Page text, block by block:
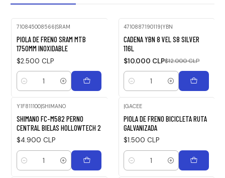
710845008566|SRAM
PIOLA DE FRENO SRAM MTB
1750MM INOXIDABLE
$2.500 CLP
Cantidad
-17%
OFF
4710887190119|YBN
CADENA YBN 8 VEL S8 SILVER
116L
$10.000 CLP$12.000 CLP
Cantidad
Y1F811100|SHIMANO
SHIMANO FC-M582 PERNO
CENTRAL BIELAS HOLLOWTECH 2
$4.900 CLP
Cantidad
|GACEE
PIOLA DE FRENO BICICLETA RUTA
GALVANIZADA
$1.500 CLP
Cantidad